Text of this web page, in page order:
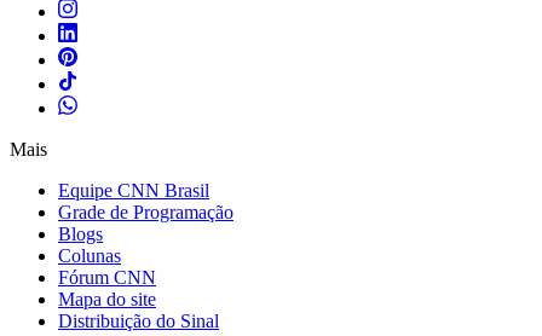
Mais
Equipe CNN Brasil
Grade de Programação
Blogs
Colunas
Fórum CNN
Mapa do site
Distribuição do Sinal